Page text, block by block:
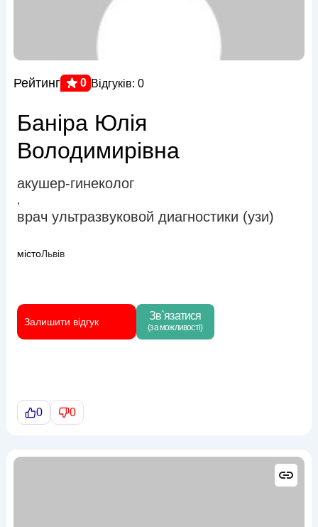
Рейтинг 0 Відгуків: 0
Баніра Юлія
Володимирівна
акушер-гинеколог
,
врач ультразвуковой диагностики (узи)
містоЛьвів
Залишити відгук Зв`язатися
(за можливості)
0 0